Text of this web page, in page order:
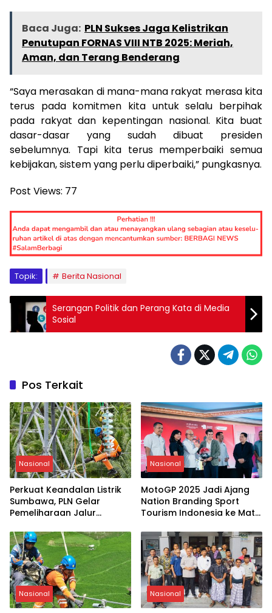
Baca Juga: PLN Sukses Jaga Kelistrikan
Penutupan FORNAS VIII NTB 2025: Meriah,
Aman, dan Terang Benderang
“Saya merasakan di mana-mana rakyat merasa kita
terus pada komitmen kita untuk selalu berpihak
pada rakyat dan kepentingan nasional. Kita buat
dasar-dasar yang sudah dibuat presiden
sebelumnya. Tapi kita terus memperbaiki semua
kebijakan, sistem yang perlu diperbaiki,” pungkasnya.
Post Views: 77
Topik: Berita Nasional
Serangan Politik dan Perang Kata di Media
Sosial
Pos Terkait
Nasional
Perkuat Keandalan Listrik
Sumbawa, PLN Gelar
Pemeliharaan Jalur
Nasional
MotoGP 2025 Jadi Ajang
Nation Branding Sport
Tourism Indonesia ke Mata
Pertumbuhan Ekonomi
Wilayah NTB
Nasional Nasional